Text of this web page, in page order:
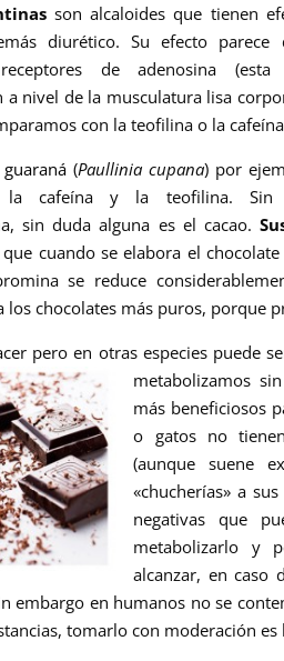
son alcaloides que tienen
diurético. Su efecto parece
de adenosina (esta
nivel de la musculatura lisa
con la teofilina o la
guaraná (Paullinia cupana) por
la cafeína y la teofilina. Sin
sin duda alguna es el cacao.
cuando se elabora el
se reduce
los chocolates más puros, porque
pero en otras especies puede
metabolizamos
más beneficiosos
o gatos no
(aunque suene
«chucherías» a
negativas que
metabolizarlo y
alcanzar, en caso
embargo en humanos no se
tomarlo con moderación